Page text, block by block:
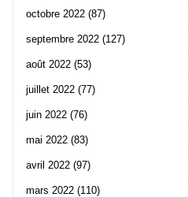
octobre 2022 (87)
septembre 2022 (127)
août 2022 (53)
juillet 2022 (77)
juin 2022 (76)
mai 2022 (83)
avril 2022 (97)
mars 2022 (110)